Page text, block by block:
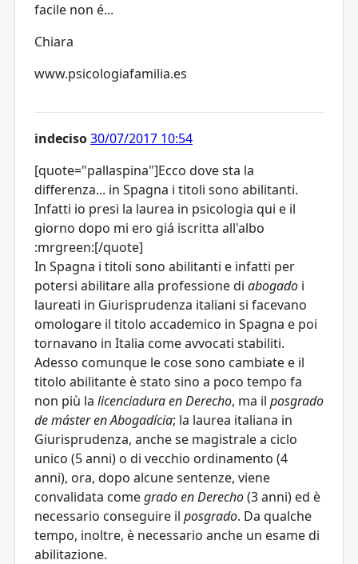
facile non é...
Chiara
www.psicologiafamilia.es
indeciso30/07/2017 10:54
[quote="pallaspina"]Ecco dove sta la
differenza... in Spagna i titoli sono abilitanti.
Infatti io presi la laurea in psicologia qui e il
giorno dopo mi ero giá iscritta all'albo
:mrgreen:[/quote]
In Spagna i titoli sono abilitanti e infatti per
potersi abilitare alla professione di abogado i
laureati in Giurisprudenza italiani si facevano
omologare il titolo accademico in Spagna e poi
tornavano in Italia come avvocati stabiliti.
Adesso comunque le cose sono cambiate e il
titolo abilitante è stato sino a poco tempo fa
non più la licenciadura en Derecho, ma il posgrado
de máster en Abogadícia; la laurea italiana in
Giurisprudenza, anche se magistrale a ciclo
unico (5 anni) o di vecchio ordinamento (4
anni), ora, dopo alcune sentenze, viene
convalidata comegrado en Derecho(3 anni) ed è
necessario conseguire il posgrado. Da qualche
tempo, inoltre, è necessario anche un esame di
abilitazione.